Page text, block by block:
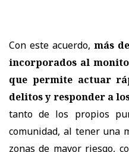
Con este acuerdo, más
incorporados al
que permite actuar
delitos y responder a
tanto de los propios
comunidad, al tener una
zonas de mayor riesgo,